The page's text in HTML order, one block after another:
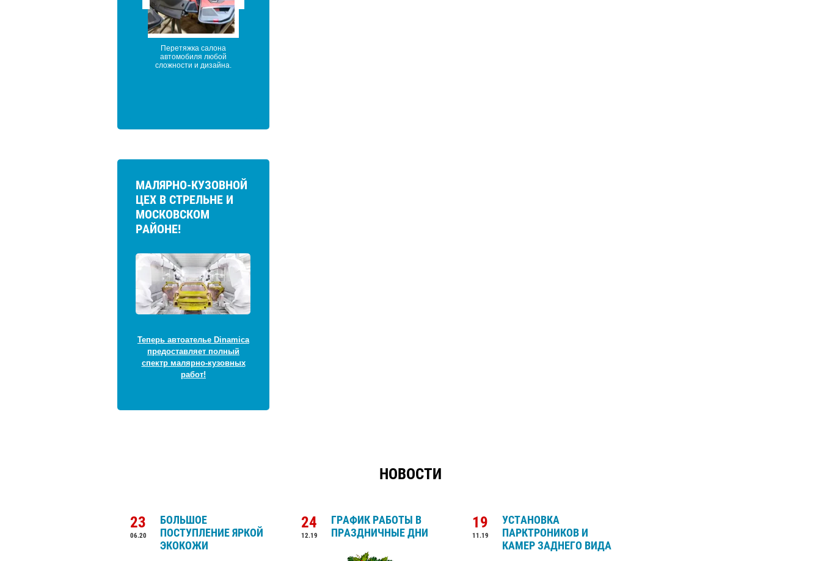
Перетяжка салона
автомобиля любой
сложности и дизайна.
МАЛЯРНО-КУЗОВНОЙ
ЦЕХ В СТРЕЛЬНЕ И
МОСКОВСКОМ
РАЙОНЕ!
Теперь автоателье Dinamica
предоставляет полный
спектр малярно-кузовных
работ!
НОВОСТИ
23
06.20
БОЛЬШОЕ
ПОСТУПЛЕНИЕ ЯРКОЙ
ЭКОКОЖИ
24
12.19
ГРАФИК РАБОТЫ В
ПРАЗДНИЧНЫЕ ДНИ
19
11.19
УСТАНОВКА
ПАРКТРОНИКОВ И
КАМЕР ЗАДНЕГО ВИДА